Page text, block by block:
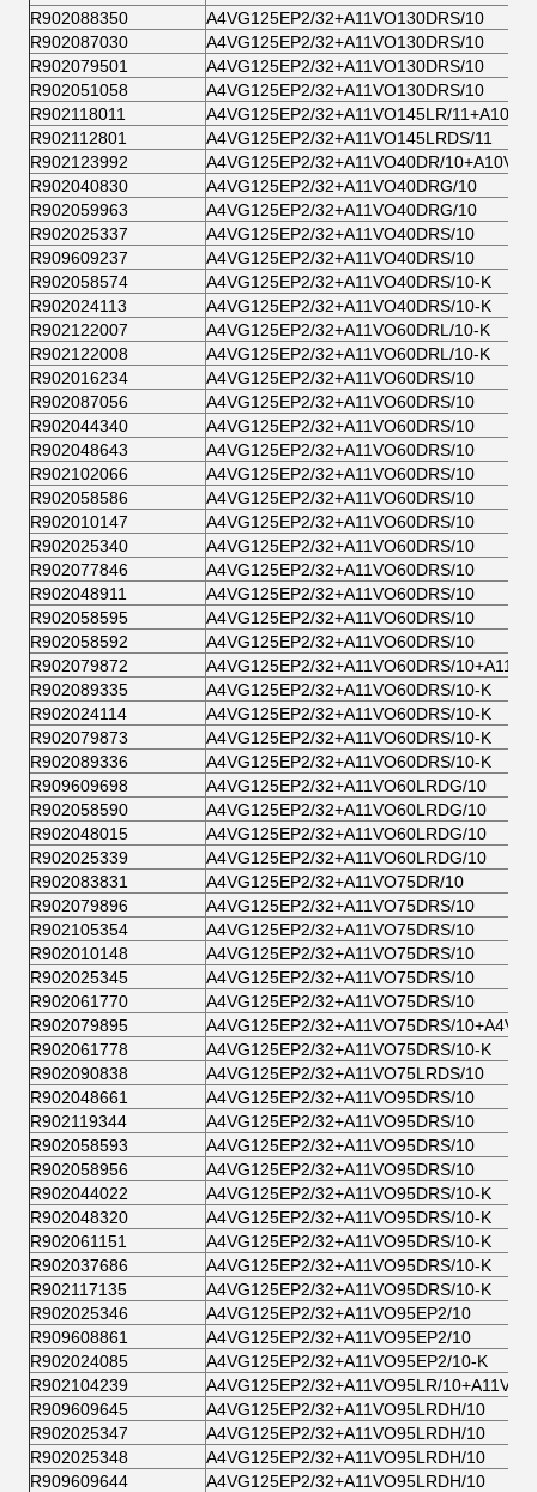
R902088350
A4VG125EP2/32+A11VO130DRS/10
R902087030
A4VG125EP2/32+A11VO130DRS/10
R902079501
A4VG125EP2/32+A11VO130DRS/10
R902051058
A4VG125EP2/32+A11VO130DRS/10
R902118011
A4VG125EP2/32+A11VO145LR/
R902112801
A4VG125EP2/32+A11VO145LRDS/11
R902123992
A4VG125EP2/32+A11VO40DR/
R902040830
A4VG125EP2/32+A11VO40DRG/10
R902059963
A4VG125EP2/32+A11VO40DRG/10
R902025337
A4VG125EP2/32+A11VO40DRS/10
R909609237
A4VG125EP2/32+A11VO40DRS/10
R902058574
A4VG125EP2/32+A11VO40DRS/10-K
R902024113
A4VG125EP2/32+A11VO40DRS/10-K
R902122007
A4VG125EP2/32+A11VO60DRL/10-K
R902122008
A4VG125EP2/32+A11VO60DRL/10-K
R902016234
A4VG125EP2/32+A11VO60DRS/10
R902087056
A4VG125EP2/32+A11VO60DRS/10
R902044340
A4VG125EP2/32+A11VO60DRS/10
R902048643
A4VG125EP2/32+A11VO60DRS/10
R902102066
A4VG125EP2/32+A11VO60DRS/10
R902058586
A4VG125EP2/32+A11VO60DRS/10
R902010147
A4VG125EP2/32+A11VO60DRS/10
R902025340
A4VG125EP2/32+A11VO60DRS/10
R902077846
A4VG125EP2/32+A11VO60DRS/10
R902048911
A4VG125EP2/32+A11VO60DRS/10
R902058595
A4VG125EP2/32+A11VO60DRS/10
R902058592
A4VG125EP2/32+A11VO60DRS/10
R902079872
A4VG125EP2/32+A11VO60DRS/
R902089335
A4VG125EP2/32+A11VO60DRS/10-K
R902024114
A4VG125EP2/32+A11VO60DRS/10-K
R902079873
A4VG125EP2/32+A11VO60DRS/10-K
R902089336
A4VG125EP2/32+A11VO60DRS/10-K
R909609698
A4VG125EP2/32+A11VO60LRDG/10
R902058590
A4VG125EP2/32+A11VO60LRDG/10
R902048015
A4VG125EP2/32+A11VO60LRDG/10
R902025339
A4VG125EP2/32+A11VO60LRDG/10
R902083831
A4VG125EP2/32+A11VO75DR/10
R902079896
A4VG125EP2/32+A11VO75DRS/10
R902105354
A4VG125EP2/32+A11VO75DRS/10
R902010148
A4VG125EP2/32+A11VO75DRS/10
R902025345
A4VG125EP2/32+A11VO75DRS/10
R902061770
A4VG125EP2/32+A11VO75DRS/10
R902079895
A4VG125EP2/32+A11VO75DRS/
R902061778
A4VG125EP2/32+A11VO75DRS/10-K
R902090838
A4VG125EP2/32+A11VO75LRDS/10
R902048661
A4VG125EP2/32+A11VO95DRS/10
R902119344
A4VG125EP2/32+A11VO95DRS/10
R902058593
A4VG125EP2/32+A11VO95DRS/10
R902058956
A4VG125EP2/32+A11VO95DRS/10
R902044022
A4VG125EP2/32+A11VO95DRS/10-K
R902048320
A4VG125EP2/32+A11VO95DRS/10-K
R902061151
A4VG125EP2/32+A11VO95DRS/10-K
R902037686
A4VG125EP2/32+A11VO95DRS/10-K
R902117135
A4VG125EP2/32+A11VO95DRS/10-K
R902025346
A4VG125EP2/32+A11VO95EP2/10
R909608861
A4VG125EP2/32+A11VO95EP2/10
R902024085
A4VG125EP2/32+A11VO95EP2/10-K
R902104239
A4VG125EP2/32+A11VO95LR/
R909609645
A4VG125EP2/32+A11VO95LRDH/10
R902025347
A4VG125EP2/32+A11VO95LRDH/10
R902025348
A4VG125EP2/32+A11VO95LRDH/10
R909609644
A4VG125EP2/32+A11VO95LRDH/10